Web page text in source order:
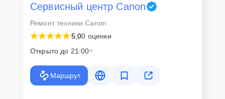
Для запуска процесса ремонта видеокамеры Canon XA10 нужно
просто оставитьЗаявку на сайте
линии: +7 (495) 324-63-10. Наши специалисты оперативно
проконсультируют по всем необходимым вопросам, запишут на
оформят выезд мастера в удобное время и место.
Сервисный центр Canon
Ремонт техники Canon
5,00 оценки
Открыто до 21:00
Маршрут